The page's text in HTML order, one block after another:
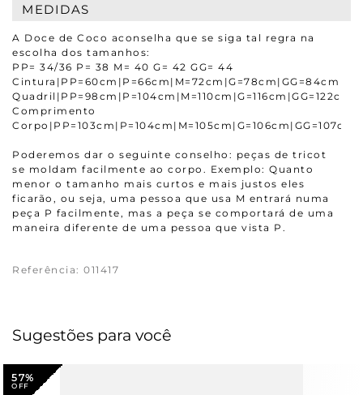
MEDIDAS
A Doce de Coco aconselha que se siga tal regra na
escolha dos tamanhos:
PP= 34/36 P= 38 M= 40 G= 42 GG= 44
Cintura|PP=60cm|P=66cm|M=72cm|G=78cm|GG=84cm
Quadril|PP=98cm|P=104cm|M=110cm|G=116cm|GG=122cm
Comprimento
Corpo|PP=103cm|P=104cm|M=105cm|G=106cm|GG=107cm
Poderemos dar o seguinte conselho: peças de tricot
se moldam facilmente ao corpo. Exemplo: Quanto
menor o tamanho mais curtos e mais justos eles
ficarão, ou seja, uma pessoa que usa M entrará numa
peça P facilmente, mas a peça se comportará de uma
maneira diferente de uma pessoa que vista P.
Referência: 011417
Sugestões para você
57%